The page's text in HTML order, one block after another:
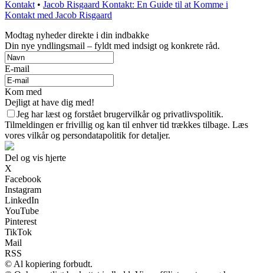
Kontakt • Jacob Risgaard Kontakt: En Guide til at Komme i
Kontakt med Jacob Risgaard
Modtag nyheder direkte i din indbakke
Din nye yndlingsmail – fyldt med indsigt og konkrete råd.
E-mail
Kom med
Dejligt at have dig med!
Jeg har læst og forstået brugervilkår og privatlivspolitik.
Tilmeldingen er frivillig og kan til enhver tid trækkes tilbage. Læs
vores vilkår og persondatapolitik for detaljer.
Del og vis hjerte
X
Facebook
Instagram
LinkedIn
YouTube
Pinterest
TikTok
Mail
RSS
© Al kopiering forbudt.